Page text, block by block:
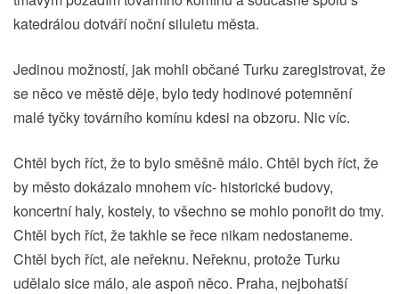
katedrálou dotváří noční siluletu města.
Jedinou možností, jak mohli občané Turku zaregistrovat, že
se něco ve městě děje, bylo tedy hodinové potemnění
malé tyčky továrního komínu kdesi na obzoru. Nic víc.
Chtěl bych říct, že to bylo směšně málo. Chtěl bych říct, že
by město dokázalo mnohem víc- historické budovy,
koncertní haly, kostely, to všechno se mohlo ponořit do tmy.
Chtěl bych říct, že takhle se řece nikam nedostaneme.
Chtěl bych říct, ale neřeknu. Neřeknu, protože Turku
udělalo sice málo, ale aspoň něco. Praha, nejbohatší